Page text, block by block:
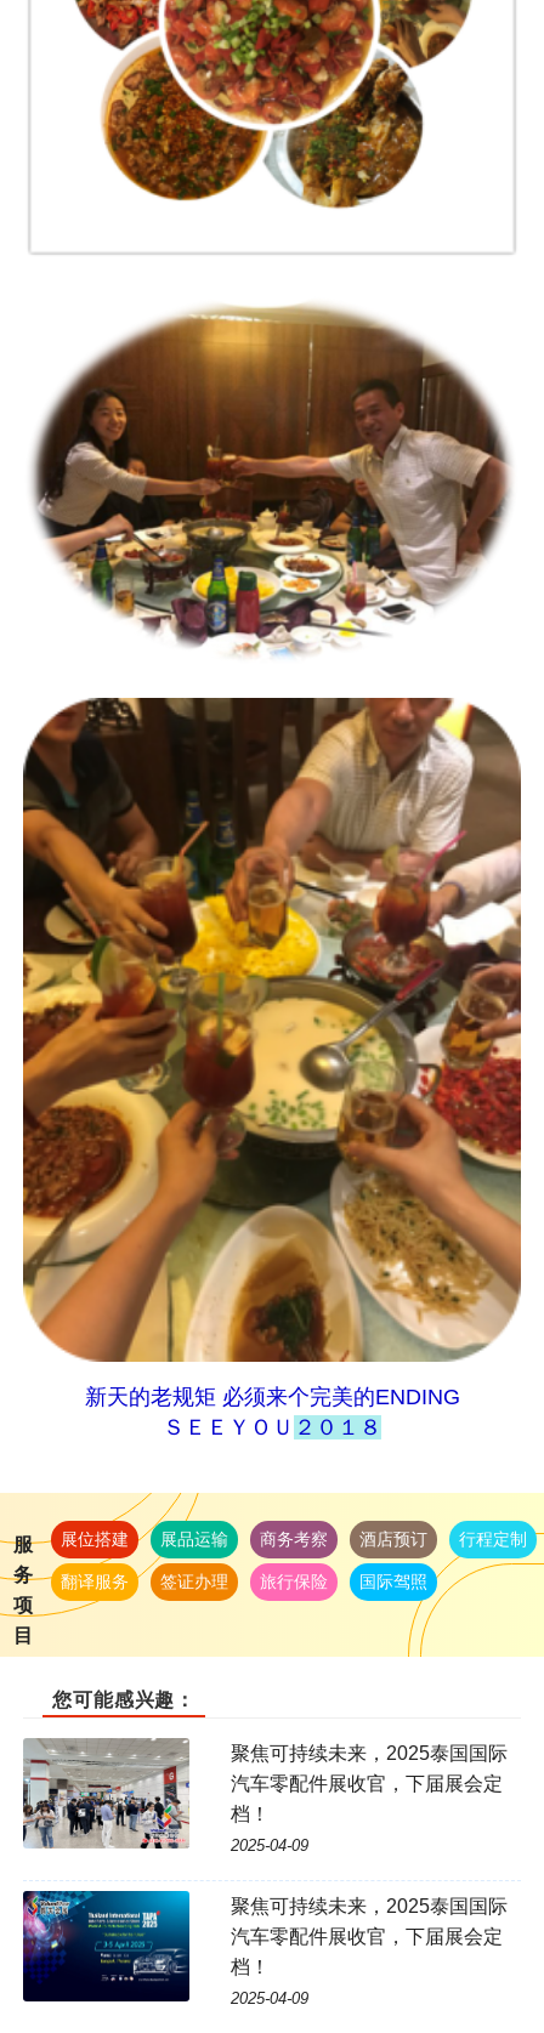
新天的老规矩 必须来个完美的ENDING
ＳＥＥＹＯＵ ２０１８
服
务
项
目
展位搭建 展品运输 商务考察 酒店预订 行程定制
翻译服务 签证办理 旅行保险 国际驾照
您可能感兴趣：
聚焦可持续未来，2025泰国国际
汽车零配件展收官，下届展会定
档！
2025-04-09
聚焦可持续未来，2025泰国国际
汽车零配件展收官，下届展会定
档！
2025-04-09